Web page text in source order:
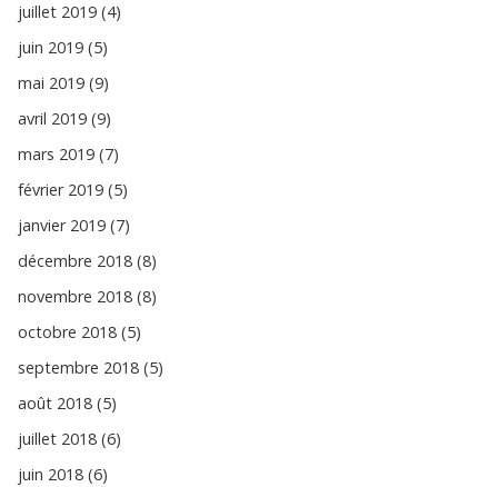
juillet 2019 (4)
juin 2019 (5)
mai 2019 (9)
avril 2019 (9)
mars 2019 (7)
février 2019 (5)
janvier 2019 (7)
décembre 2018 (8)
novembre 2018 (8)
octobre 2018 (5)
septembre 2018 (5)
août 2018 (5)
juillet 2018 (6)
juin 2018 (6)